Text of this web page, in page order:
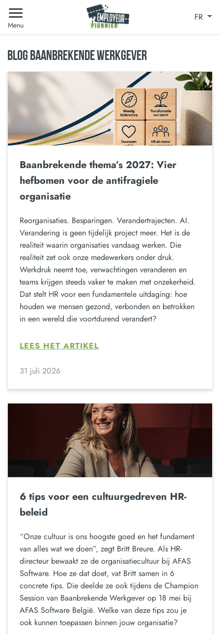
Menu
FR
BLOG BAANBREKENDE WERKGEVER
Baanbrekende thema’s 2027: Vier
hefbomen voor de antifragiele
organisatie
Reorganisaties. Besparingen. Verandertrajecten. AI.
Verandering is geen tijdelijk project meer. Het is de
realiteit waarin organisaties vandaag werken. Die
realiteit zet ook onze medewerkers onder druk.
Werkdruk neemt toe, verwachtingen veranderen en
teams krijgen steeds vaker te maken met onzekerheid.
Dat stelt HR voor een fundamentele uitdaging: hoe
houden we mensen gezond, verbonden en betrokken
in een wereld die voortdurend verandert?
LEES HET ARTIKEL
31 juli 2026
6 tips voor een cultuurgedreven HR-
beleid
“Onze cultuur is ons hoogste goed en het fundament
van alles wat we doen”, zegt Britt Breure. Als HR-
directeur bewaakt ze de organisatiecultuur bij AFAS
Software. Hoe ze dat doet, vat Britt samen in 6
concrete tips. Die deelde ze ook tijdens de Champion
Session van Baanbrekende Werkgever op 18 mei bij
AFAS Software België. Welke van deze tips zou je
ook kunnen toepassen binnen jouw organisatie?